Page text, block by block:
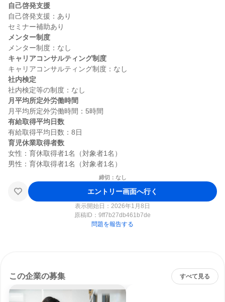
自己啓発支援
自己啓発支援：あり
メンター制度
キャリアコンサルティング制度
社内検定
月平均所定外労働時間
有給取得平均日数
育児休業取得者数
女性：育休取得者1名（対象者1名）
締切：なし
エントリー画面へ行く
表示開始日：2026年1月8日
原稿ID： 9ff7b27db461b7de
問題を報告する
この企業の募集 すべて見る